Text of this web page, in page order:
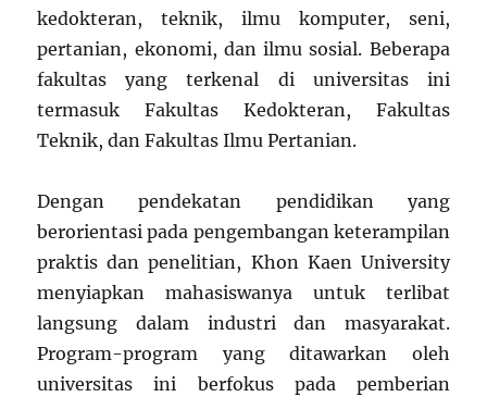
kedokteran, teknik, ilmu komputer, seni,
pertanian, ekonomi, dan ilmu sosial. Beberapa
fakultas yang terkenal di universitas ini
termasuk Fakultas Kedokteran, Fakultas
Teknik, dan Fakultas Ilmu Pertanian.
Dengan pendekatan pendidikan yang
berorientasi pada pengembangan keterampilan
praktis dan penelitian, Khon Kaen University
menyiapkan mahasiswanya untuk terlibat
langsung dalam industri dan masyarakat.
Program-program yang ditawarkan oleh
universitas ini berfokus pada pemberian